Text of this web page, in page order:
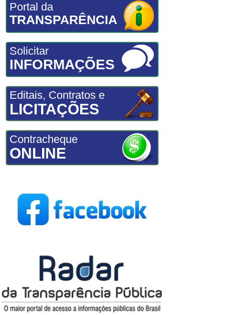
Portal da
TRANSPARÊNCIA
Solicitar
INFORMAÇÕES
Editais, Contratos e
LICITAÇÕES
Contracheque
ONLINE